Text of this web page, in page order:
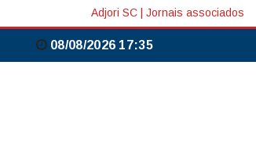
Adjori SC Jornais associados
08/08/2026 17:35